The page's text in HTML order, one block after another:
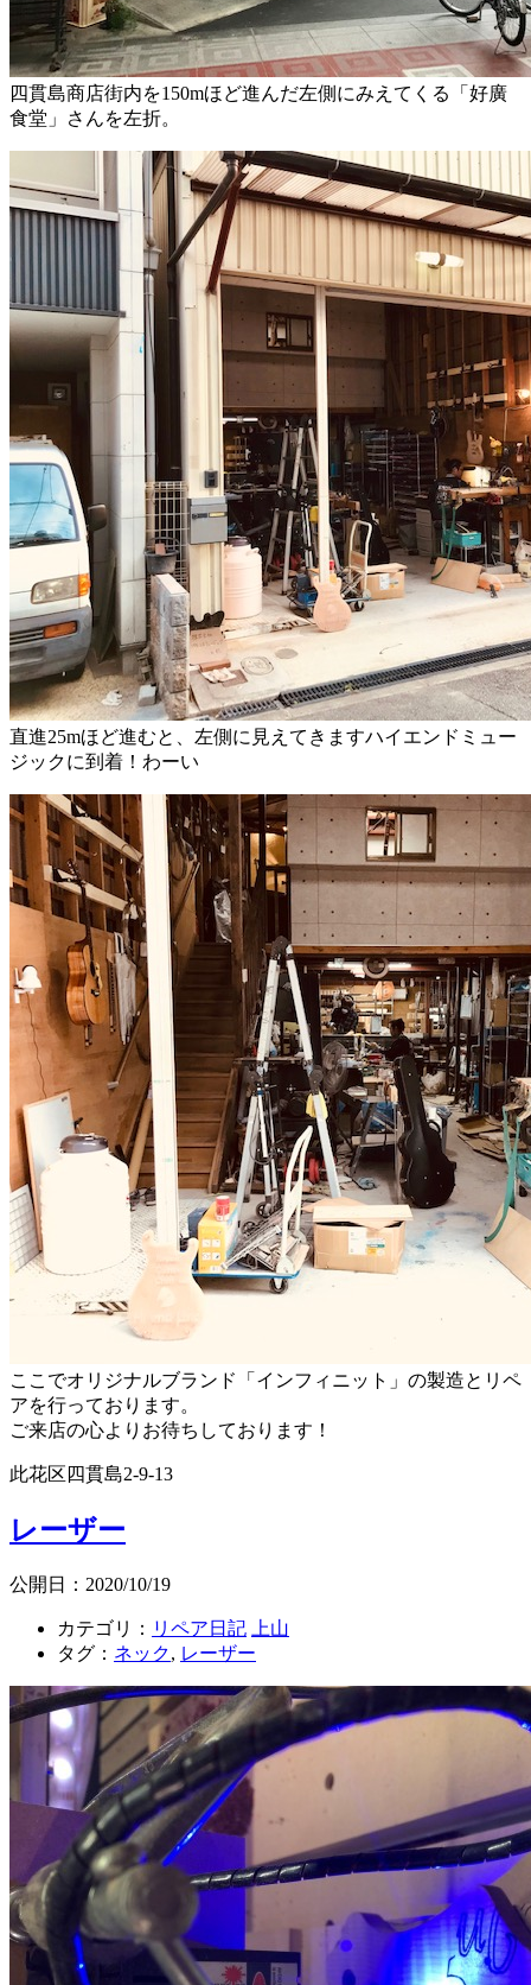
四貫島商店街内を150mほど進んだ左側にみえてくる「好廣
食堂」さんを左折。
直進25mほど進むと、左側に見えてきますハイエンドミュー
ジックに到着！わーい
ここでオリジナルブランド「インフィニット」の製造とリペ
アを行っております。
ご来店の心よりお待ちしております！
此花区四貫島2-9-13
レーザー
公開日：2020/10/19
カテゴリ： リペア日記
上山
タグ： ネック, レーザー